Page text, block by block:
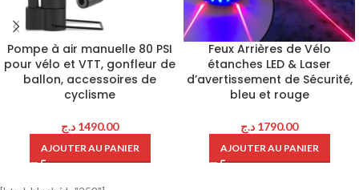
Pompe à air manuelle 80 PSI
pour vélo et VTT, gonfleur de
ballon, accessoires de
cyclisme
1490.00 د.ج
AJOUTER AU PANIER
Feux Arrières de Vélo
étanches LED & Laser
d’avertissement de Sécurité,
bleu et rouge
1790.00 د.ج
AJOUTER AU PANIER